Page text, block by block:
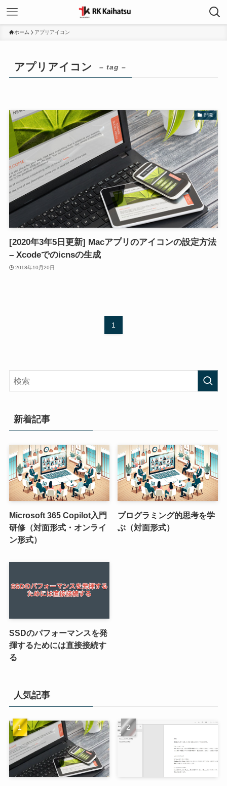
ホーム アプリアイコン
アプリアイコン – tag –
開発
[2020年3年5日更新] Macアプリのアイコンの設定方法
– Xcodeでのicnsの生成
2018年10月20日
1
新着記事
Microsoft 365 Copilot入門
研修（対面形式・オンライ
ン形式）
プログラミング的思考を学
ぶ（対面形式）
SSDのパフォーマンスを発
揮するためには直接接続す
る
人気記事